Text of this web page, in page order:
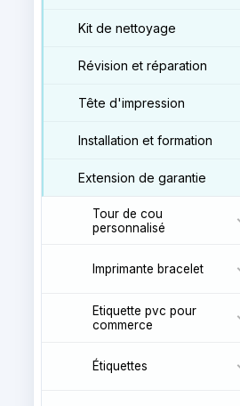
Kit de nettoyage
Révision et réparation
Tête d'impression
Installation et formation
Extension de garantie
Tour de cou
personnalisé
Imprimante bracelet
Etiquette pvc pour
commerce
Étiquettes